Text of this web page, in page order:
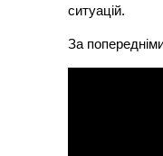
ситуацій.
За